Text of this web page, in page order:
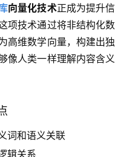
向量化技术正成为提升信
项技术通过将非结构化数
高维数学向量，构建出独
像人类一样理解内容含义
词和语义关联
辑关系